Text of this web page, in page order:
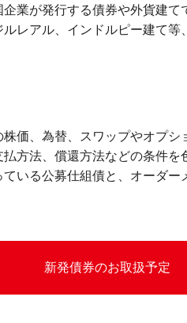
業が発行する債券や外貨建
レアル、インドルピー建て等
価、為替、スワップやオプ
払方法、償還方法などの条件
いる公募仕組債と、オーダ
新発債券のお取扱予定